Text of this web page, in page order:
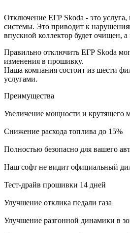
Отключение ЕГР Skoda - это услуга,
системы. Это приводит к
впускной коллектор будет очищен,
Правильно отключить ЕГР Skoda
изменения в прошивку.
Наша компания состоит из шести
услугами.
Преимущества
Увеличение мощности и крутящего
Снижение расхода топлива до 15%
Полностью безопасно для вашего
Наш софт не видит официальный
Тест-драйв прошивки 14 дней
Улучшение отклика педали газа
Улучшение разгонной динамики в